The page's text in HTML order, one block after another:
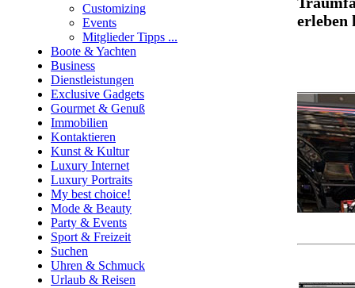
Customizing
Events
Mitglieder Tipps ...
Boote & Yachten
Business
Dienstleistungen
Exclusive Gadgets
Gourmet & Genuß
Immobilien
Kontaktieren
Kunst & Kultur
Luxury Internet
Luxury Portraits
My best choice!
Mode & Beauty
Party & Events
Sport & Freizeit
Suchen
Uhren & Schmuck
Urlaub & Reisen
erleben